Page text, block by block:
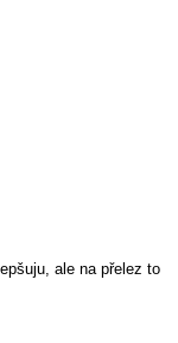
ale na přelez to